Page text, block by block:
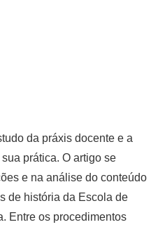
da práxis docente e a
prática. O artigo se
e na análise do conteúdo
de história da Escola de
Entre os procedimentos